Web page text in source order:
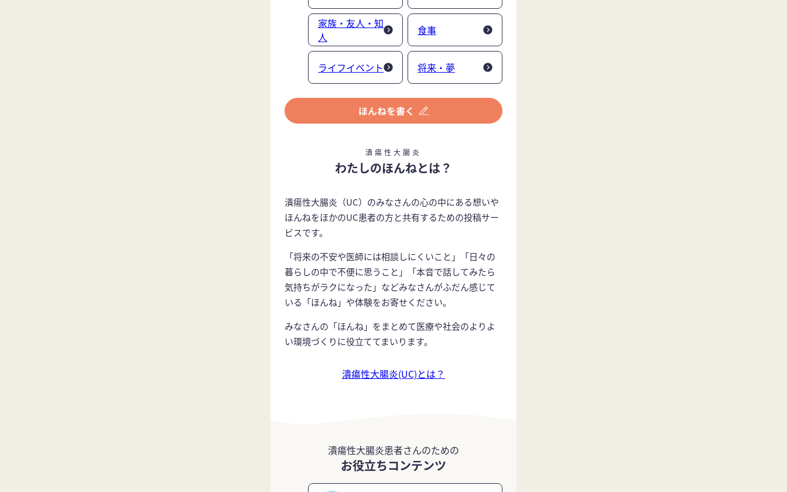
家族・友人・知
人
食事
ライフイベント 将来・夢
潰瘍性大腸炎
わたしのほんねとは？
潰瘍性大腸炎（UC）のみなさんの心の中にある想いや
ほんねをほかのUC患者の方と共有するための投稿サー
ビスです。
「将来の不安や医師には相談しにくいこと」「日々の
暮らしの中で不便に思うこと」「本音で話してみたら
気持ちがラクになった」などみなさんがふだん感じて
いる「ほんね」や体験をお寄せください。
みなさんの「ほんね」をまとめて医療や社会のよりよ
い環境づくりに役立ててまいります。
潰瘍性大腸炎(UC)とは？
潰瘍性大腸炎患者さんのための
お役立ちコンテンツ